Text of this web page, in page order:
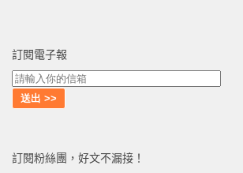
訂閱電子報
訂閱粉絲團，好文不漏接！